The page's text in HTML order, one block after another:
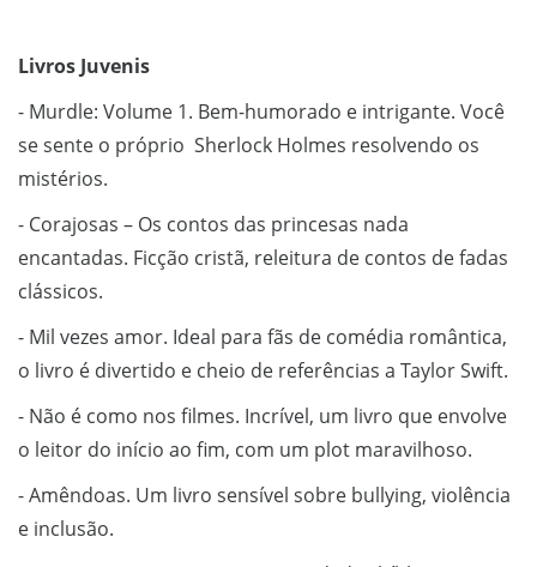
Livros Juvenis
- Murdle: Volume 1. Bem-humorado e intrigante. Você
se sente o próprio Sherlock Holmes resolvendo os
mistérios.
- Corajosas – Os contos das princesas nada
encantadas. Ficção cristã, releitura de contos de fadas
clássicos.
- Mil vezes amor. Ideal para fãs de comédia romântica,
o livro é divertido e cheio de referências a Taylor Swift.
- Não é como nos filmes. Incrível, um livro que envolve
o leitor do início ao fim, com um plot maravilhoso.
- Amêndoas. Um livro sensível sobre bullying, violência
e inclusão.